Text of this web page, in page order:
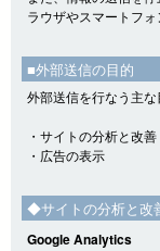
ラウザやスマートフ
■外部送信の目的
外部送信を行なう主な
・サイトの分析と改善
・広告の表示
◆サイトの分析と改
Google Analytics